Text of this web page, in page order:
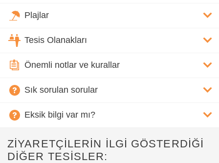
Plajlar
Tesis Olanakları
Önemli notlar ve kurallar
Sık sorulan sorular
Eksik bilgi var mı?
ZİYARETÇİLERİN İLGİ GÖSTERDİĞİ
DİĞER TESİSLER: